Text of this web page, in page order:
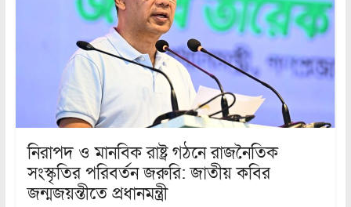
নিরাপদ ও মানবিক রাষ্ট্র গঠনে রাজনৈতিক
সংস্কৃতির পরিবর্তন জরুরি: জাতীয় কবির
জন্মজয়ন্তীতে প্রধানমন্ত্রী